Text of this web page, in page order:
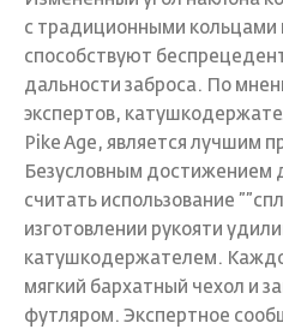
с традиционными кольцами
способствуют
дальности заброса. По
экспертов,
Pike Age, является лучшим
Безусловным достижением
считать использование
изготовлении рукояти
катушкодержателем.
мягкий бархатный чехол и
футляром. Экспертное